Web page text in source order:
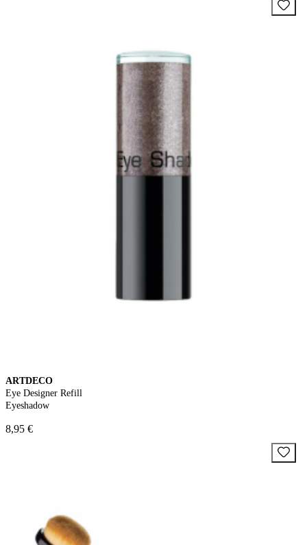
ARTDECO
Eye Designer Refill
Eyeshadow
8,95 €